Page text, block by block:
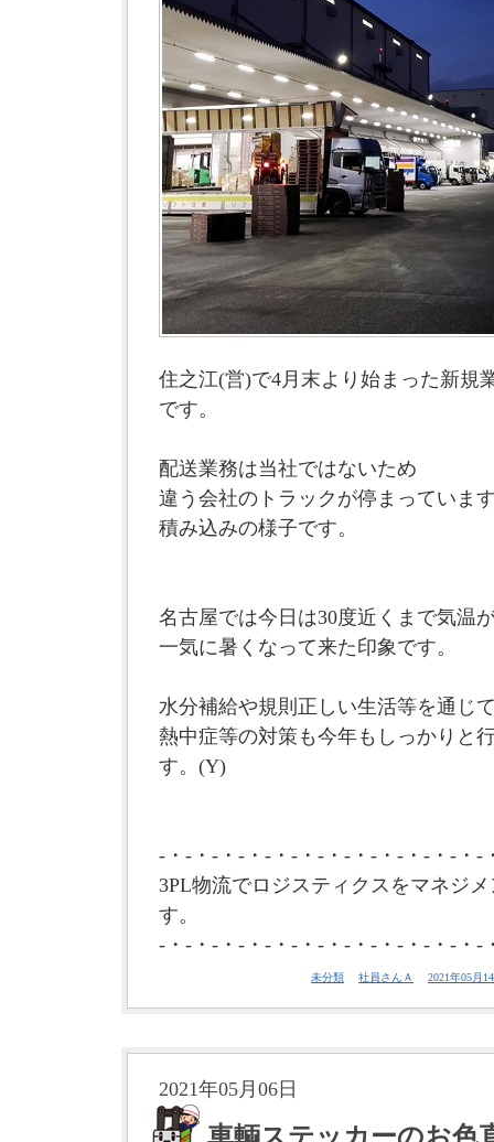
住之江(営)で4月末より始まった新規
です。
配送業務は当社ではないため
違う会社のトラックが停まっていま
積み込みの様子です。
名古屋では今日は30度近くまで気温
一気に暑くなって来た印象です。
水分補給や規則正しい生活等を通じ
熱中症等の対策も今年もしっかりと
す。(Y)
-・-・-・-・-・-・-・-・-・-・-・-・-
3PL物流でロジスティクスをマネジ
す。
-・-・-・-・-・-・-・-・-・-・-・-・-
未分類 社員さんＡ 2021年05月
2021年05月06日